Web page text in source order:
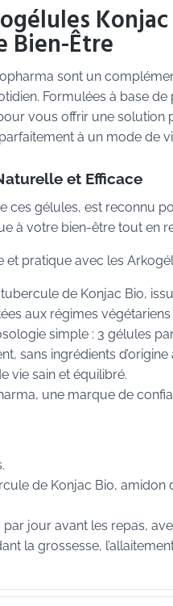
Bien-Être
sont un
Formulées à base
vous offrir une solution
à un mode de
et Efficace
ces gélules, est reconnu
à votre bien-être tout en
pratique avec les
de Konjac Bio,
aux régimes
simple : 3 gélules
sans ingrédients d’origine
vie sain et équilibré.
une marque de
de Konjac Bio, amidon
par jour avant les repas,
la grossesse,